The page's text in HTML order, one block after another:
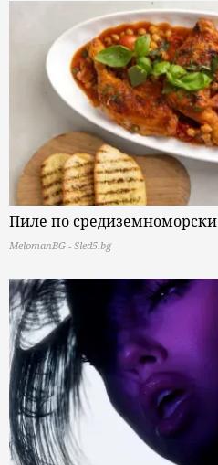
Пиле по средиземноморски
MelomanBG - Sled5.bg